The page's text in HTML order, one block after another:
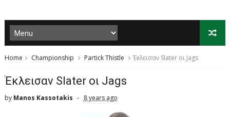
Home Championship Partick Thistle Έκλεισαν Slater οι Jags
Έκλεισαν Slater οι Jags
by Manos Kassotakis 8 years ago